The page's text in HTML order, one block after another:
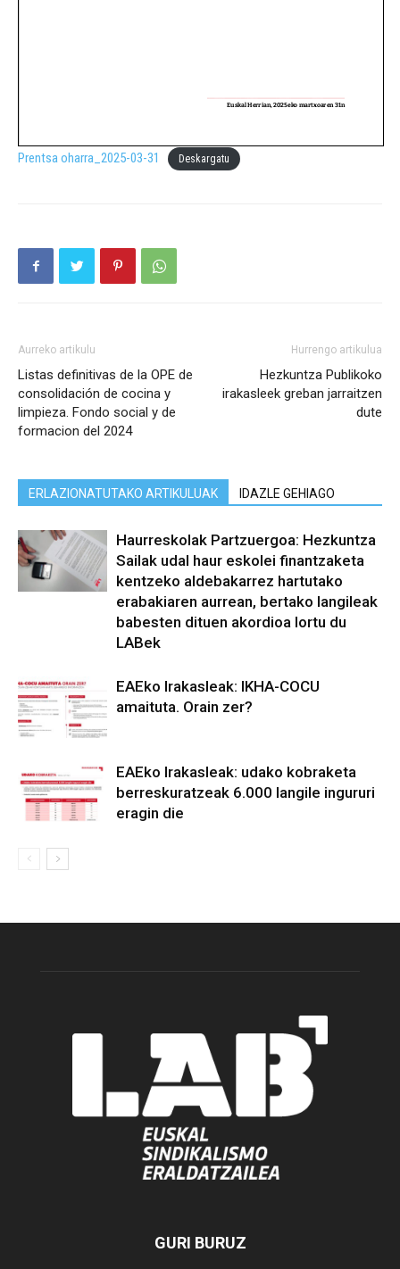
Prentsa oharra_2025-03-31 Deskargatu
Aurreko artikulu
Listas definitivas de la OPE de
consolidación de cocina y
limpieza. Fondo social y de
formacion del 2024
Hurrengo artikulua
Hezkuntza Publikoko
irakasleek greban jarraitzen
dute
ERLAZIONATUTAKO ARTIKULUAK IDAZLE GEHIAGO
Haurreskolak Partzuergoa: Hezkuntza
Sailak udal haur eskolei finantzaketa
kentzeko aldebakarrez hartutako
erabakiaren aurrean, bertako langileak
babesten dituen akordioa lortu du
LABek
EAEko Irakasleak: IKHA-COCU
amaituta. Orain zer?
EAEko Irakasleak: udako kobraketa
berreskuratzeak 6.000 langile ingururi
eragin die
GURI BURUZ